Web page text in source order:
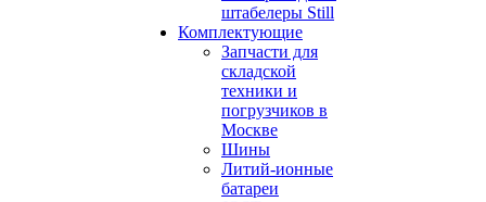
штабелеры Still
Комплектующие
Запчасти для
складской
техники и
погрузчиков в
Москве
Шины
Литий-ионные
батареи